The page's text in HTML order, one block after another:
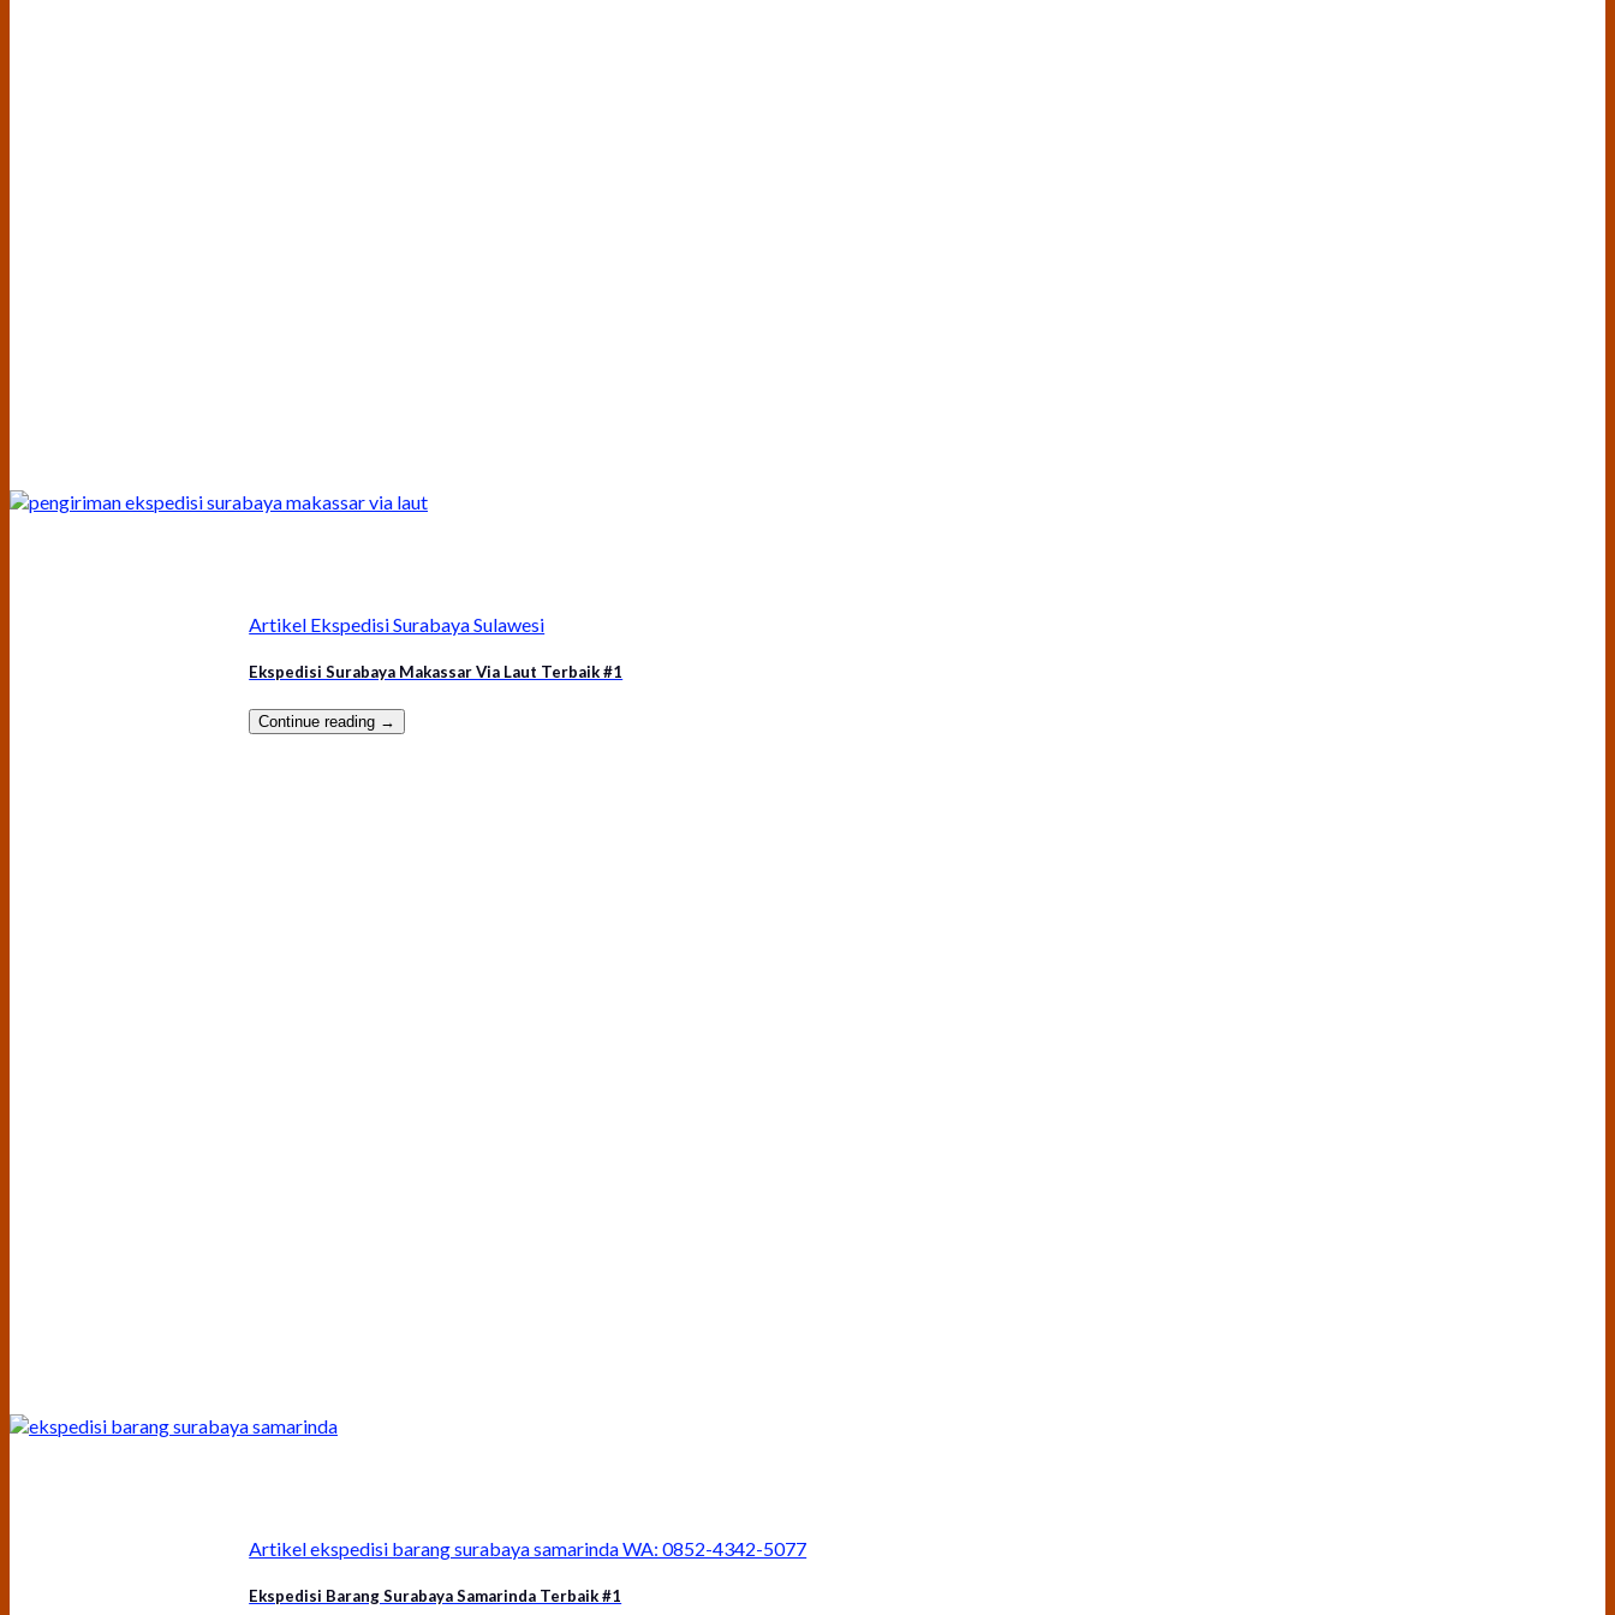
Artikel Ekspedisi Surabaya Sulawesi
Ekspedisi Surabaya Makassar Via Laut Terbaik #1
Continue reading →
Artikel ekspedisi barang surabaya samarinda WA: 0852-4342-5077
Ekspedisi Barang Surabaya Samarinda Terbaik #1